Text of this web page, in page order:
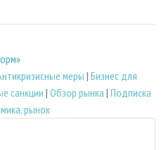
меры | Бизнес для
санкции | Обзор рынка | Подписка
рынок